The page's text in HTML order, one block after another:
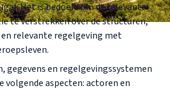
Het is bedoeld om de relevante
te verstrekken over de structuren,
relevante regelgeving met
gegevens en regelgevingssystemen
aspecten: actoren en